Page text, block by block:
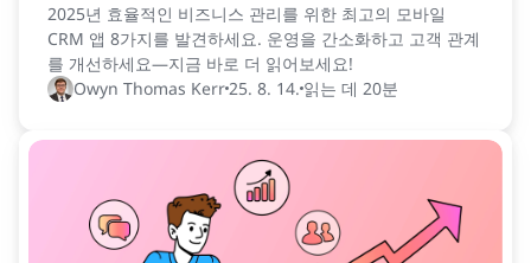
2025년 효율적인 비즈니스 관리를 위한 최고의 모바일
CRM 앱 8가지를 발견하세요. 운영을 간소화하고 고객 관계
를 개선하세요—지금 바로 더 읽어보세요!
Owyn Thomas Kerr25. 8. 14. 읽는 데 20분